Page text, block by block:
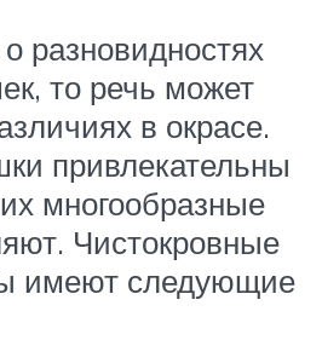
разновидностях
то речь может
в окрасе.
привлекательны
многообразные
Чистокровные
имеют следующие